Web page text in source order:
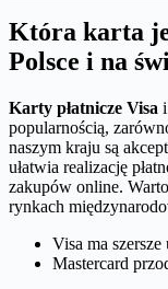
Która karta
Polsce i na
Karty płatnicze Visa i
popularnością,
naszym kraju są
ułatwia realizację
zakupów online.
rynkach
Visa ma
Mastercard